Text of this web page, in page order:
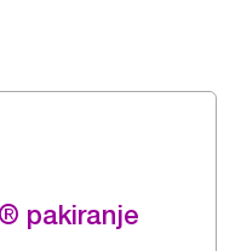
pakiranje